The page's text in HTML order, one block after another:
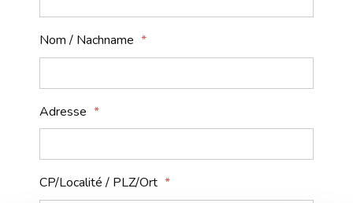
Nom / Nachname
Adresse
CP/Localité / PLZ/Ort